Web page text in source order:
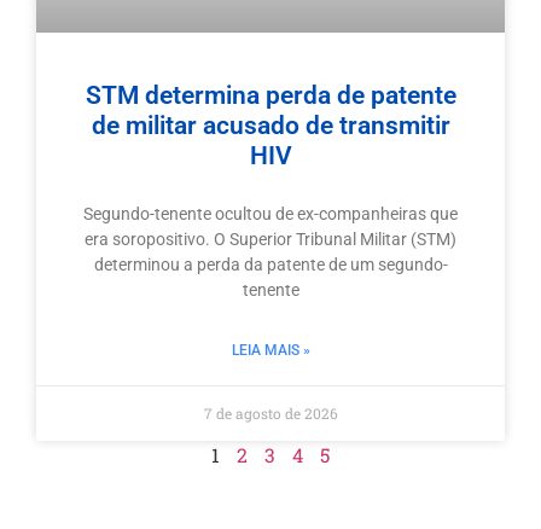
STM determina perda de patente
de militar acusado de transmitir
HIV
Segundo-tenente ocultou de ex-companheiras que
era soropositivo. O Superior Tribunal Militar (STM)
determinou a perda da patente de um segundo-
tenente
LEIA MAIS »
7 de agosto de 2026
1 2 3 4 5